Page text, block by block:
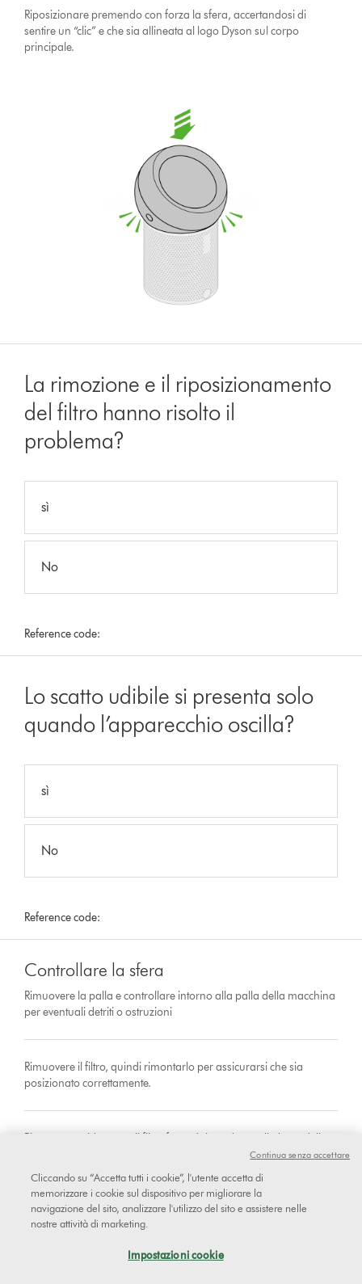
Riposizionare premendo con forza la sfera, accertandosi di
sentire un “clic” e che sia allineata al logo Dyson sul corpo
principale.
La rimozione e il riposizionamento
del filtro hanno risolto il
problema?
sì
No
Reference code:
Lo scatto udibile si presenta solo
quando l’apparecchio oscilla?
sì
No
Reference code:
Controllare la sfera
Rimuovere la palla e controllare intorno alla palla della macchina
per eventuali detriti o ostruzioni
Rimuovere il filtro, quindi rimontarlo per assicurarsi che sia
posizionato correttamente.
Rimontare saldamente il filtro facendolo cadere nella base della
Questo ha risolto il problema?
Cliccando su “Accetta tutti i cookie”, l'utente accetta di
memorizzare i cookie sul dispositivo per migliorare la
navigazione del sito, analizzare l'utilizzo del sito e assistere nelle
nostre attività di marketing.
Impostazioni cookie
Continua senza accettare